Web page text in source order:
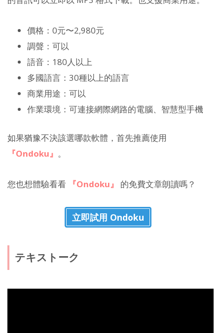
價格：0元〜2,980元
調聲：可以
語音：180人以上
多國語言：30種以上的語言
商業用途：可以
作業環境：可連接網際網路的電腦、智慧型手機
如果猶豫不決該選哪款軟體，首先推薦使用
『Ondoku』 。
您也想體驗看看 『Ondoku』 的免費文章朗讀嗎？
立即試用 Ondoku
テキストーク